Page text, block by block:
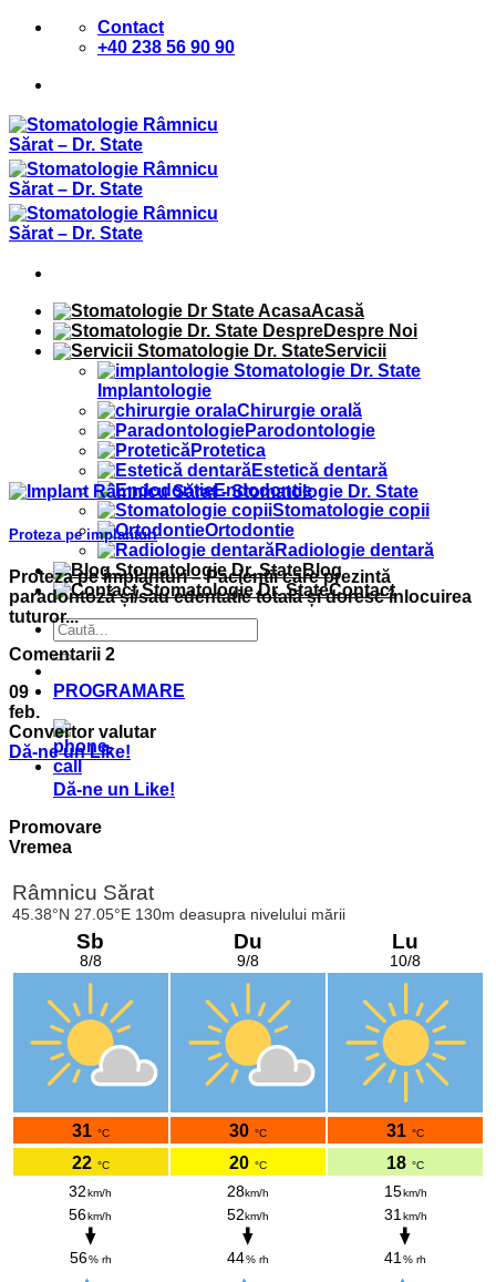
Sari
Contact
+40 238 56 90 90
Acasă
Despre Noi
Servicii
Implantologie
Chirurgie orală
Parodontologie
Protetica
Estetică dentară
Endodontie
Stomatologie copii
Ortodontie
Radiologie dentară
Blog
Contact
PROGRAMARE
Proteza pe implanturi
Proteza pe implanturi – Pacienții care prezintă
paradontoză și/sau edentatie totală și doresc înlocuirea
tuturor...
Comentarii 2
09
feb.
Convertor valutar
Dă-ne un Like!
Dă-ne un Like!
Promovare
Vremea